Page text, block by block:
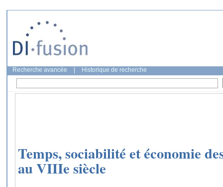
Recherche avancée Historique de recherche
Temps, sociabilité et économie
au VIIIe siècle